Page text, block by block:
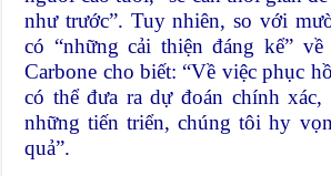
như trước”. Tuy nhiên, so với
có “những cải thiện đáng kể”
Carbone cho biết: “Về việc phục
có thể đưa ra dự đoán chính
những tiến triển, chúng tôi hy
quả”.